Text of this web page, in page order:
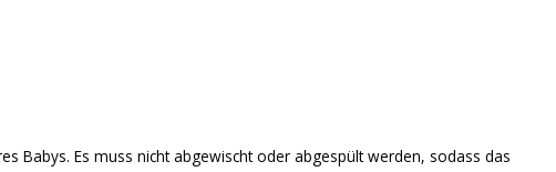
Babys. Es muss nicht abgewischt oder abgespült werden, sodass das